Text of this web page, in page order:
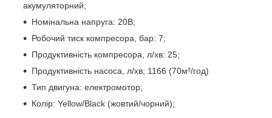
акумуляторний;
Номінальна напруга: 20В;
Робочий тиск компресора, бар: 7;
Продуктивність компресора, л/хв: 25;
Продуктивність насоса, л/хв; 1166 (70м³/год)
Тип двигуна: електромотор;
Колір: Yellow/Black (жовтий/чорний);